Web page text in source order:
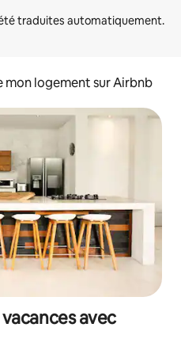
mon logement sur Airbnb
avec